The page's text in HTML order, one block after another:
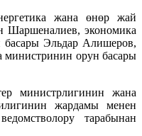
жана өнөр жай
Шаршеналиев, экономика
Эльдар Алишеров,
министринин орун басары
министрлигинин жана
жардамы менен
тарабынан